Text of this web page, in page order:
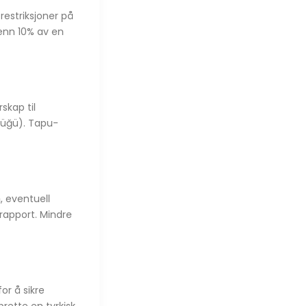
på
10% av en
til
Tapu-
eventuell
Mindre
å sikre